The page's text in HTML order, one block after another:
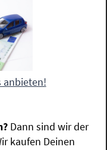
anbieten!
Dann sind wir der
kaufen Deinen